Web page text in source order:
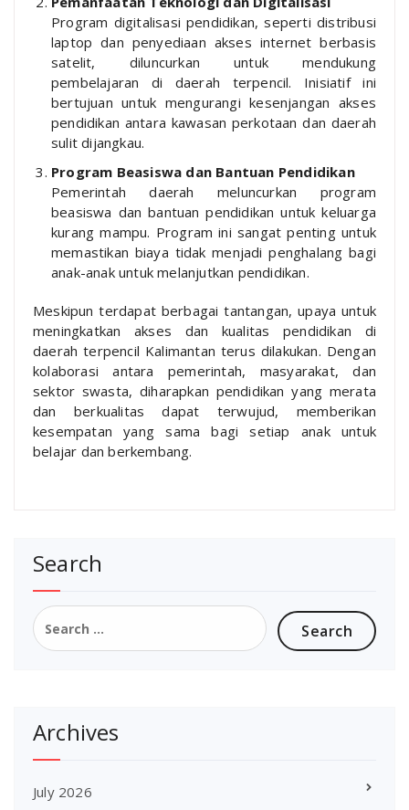
Program digitalisasi pendidikan, seperti distribusi
laptop dan penyediaan akses internet berbasis
satelit, diluncurkan untuk mendukung
pembelajaran di daerah terpencil. Inisiatif ini
bertujuan untuk mengurangi kesenjangan akses
pendidikan antara kawasan perkotaan dan daerah
sulit dijangkau.
Program Beasiswa dan Bantuan Pendidikan
Pemerintah daerah meluncurkan program
beasiswa dan bantuan pendidikan untuk keluarga
kurang mampu. Program ini sangat penting untuk
memastikan biaya tidak menjadi penghalang bagi
anak-anak untuk melanjutkan pendidikan.
Meskipun terdapat berbagai tantangan, upaya untuk
meningkatkan akses dan kualitas pendidikan di
daerah terpencil Kalimantan terus dilakukan. Dengan
kolaborasi antara pemerintah, masyarakat, dan
sektor swasta, diharapkan pendidikan yang merata
dan berkualitas dapat terwujud, memberikan
kesempatan yang sama bagi setiap anak untuk
belajar dan berkembang.
Search
Search
for:
Archives
July 2026